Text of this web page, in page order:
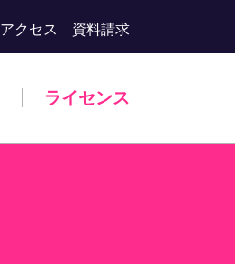
資料請求
アクセス
ライセンス